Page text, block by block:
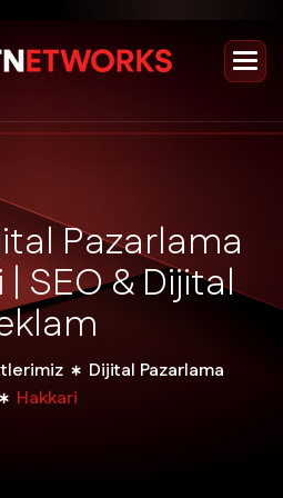
italPazarlama
| SEO&Dijital
klam
Dijital Pazarlama
Hakkari